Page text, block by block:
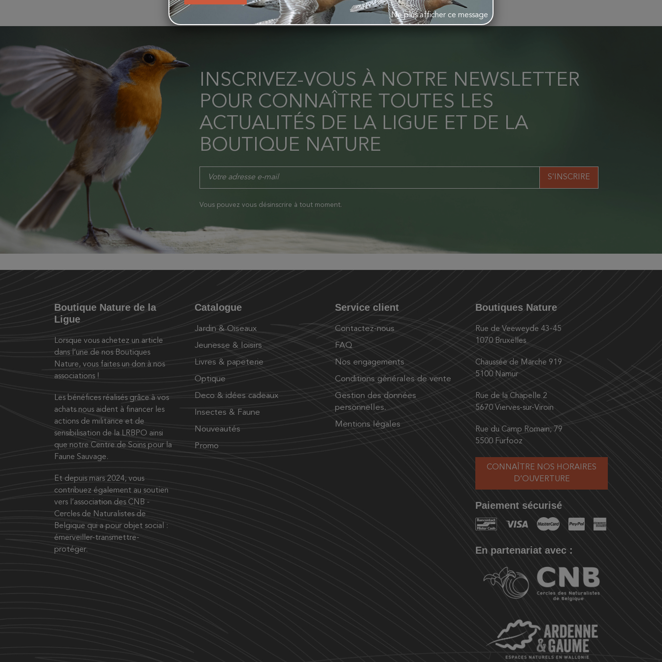
INSCRIVEZ-VOUS À NOTRE NEWSLETTER
POUR CONNAÎTRE TOUTES LES
ACTUALITÉS DE LA LIGUE ET DE LA
BOUTIQUE NATURE
Vous pouvez vous désinscrire à tout moment.
Boutique Nature de la
Ligue
Lorsque vous achetez un article
dans l’une de nos Boutiques
Nature, vous faites un don à nos
associations !
Les bénéfices réalisés grâce à vos
achats nous aident à financer les
actions de militance et de
sensibilisation de la LRBPO ainsi
que notre Centre de Soins pour la
Faune Sauvage.
Et depuis mars 2024, vous
contribuez également au soutien
vers l’association des CNB -
Cercles de Naturalistes de
Belgique qui a pour objet social :
émerveiller-transmettre-
protéger.
Catalogue
Jardin & Oiseaux
Jeunesse & loisirs
Livres & papeterie
Optique
Deco & idées cadeaux
Insectes & Faune
Nouveautés
Promo
Service client
Contactez-nous
FAQ
Nos engagements
Conditions générales de vente
Gestion des données
personnelles.
Mentions légales
Boutiques Nature
Rue de Veeweyde 43-45
1070 Bruxelles
Chaussée de Marche 919
5100 Namur
Rue de la Chapelle 2
5670 Vierves-sur-Viroin
Rue du Camp Romain, 79
5500 Furfooz
CONNAÎTRE NOS HORAIRES
D’OUVERTURE
Paiement sécurisé
En partenariat avec :
Ne plus afficher ce message